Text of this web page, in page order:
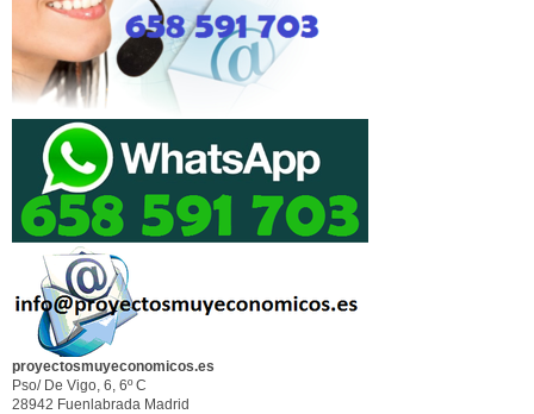
proyectosmuyeconomicos.es
Pso/ De Vigo, 6, 6º C
28942 Fuenlabrada Madrid